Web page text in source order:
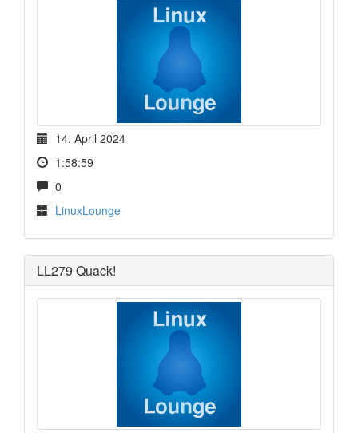
14. April 2024
1:58:59
0
LinuxLounge
LL279 Quack!